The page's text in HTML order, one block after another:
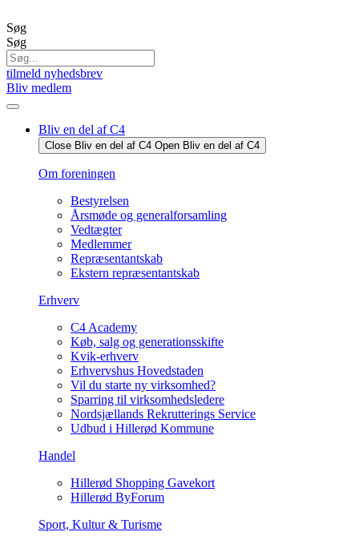
til
indhold
Søg
Søg
tilmeld nyhedsbrev
Bliv medlem
Bliv en del af C4
Close Bliv en del af C4 Open Bliv en del af C4
Om foreningen
Bestyrelsen
Årsmøde og generalforsamling
Vedtægter
Medlemmer
Repræsentantskab
Ekstern repræsentantskab
Erhverv
C4 Academy
Køb, salg og generationsskifte
Kvik-erhverv
Erhvervshus Hovedstaden
Vil du starte ny virksomhed?
Sparring til virksomhedsledere
Nordsjællands Rekrutterings Service
Udbud i Hillerød Kommune
Handel
Hillerød Shopping Gavekort
Hillerød ByForum
Sport, Kultur & Turisme